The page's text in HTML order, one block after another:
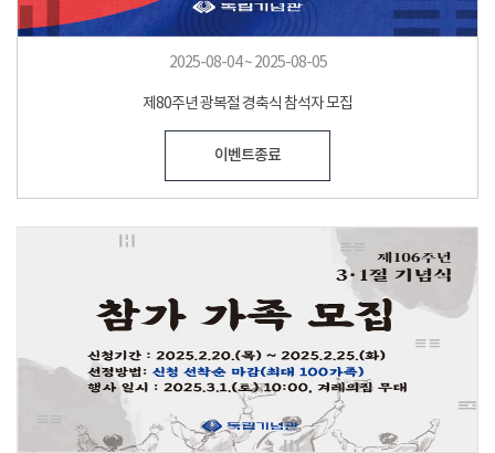
2025-08-04 ~ 2025-08-05
제80주년 광복절 경축식 참석자 모집
이벤트종료